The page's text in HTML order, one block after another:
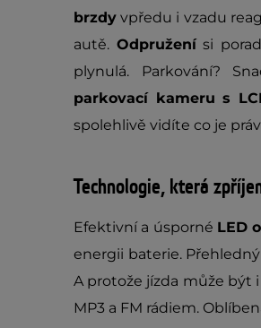
brzdy vpředu i vzadu
autě. Odpruženísi
plynulá. Parkování?
parkovací kameru s
spolehlivě vidíte co je
Technologie, která
Efektivní a úsporné LED
energii baterie. Přehledný
A protože jízda může být
MP3 a FM rádiem.